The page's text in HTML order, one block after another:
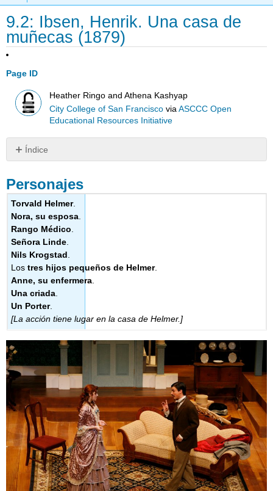
9.2: Ibsen, Henrik. Una casa de
muñecas (1879)
Page ID
Heather Ringo and Athena Kashyap
City College of San Francisco viaASCCC Open
Educational Resources Initiative
Índice
Acto
I
Acto
II
Acto
III
Personajes
Torvald Helmer.
Nora, su esposa.
Rango Médico.
Señora Linde.
Nils Krogstad.
Lostres hijos pequeños de Helmer.
Anne, su enfermera.
Una criada.
Un Porter.
[La acción tiene lugar en la casa de Helmer.]